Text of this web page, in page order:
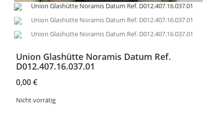
Union Glashütte Noramis Datum Ref.
D012.407.16.037.01
0,00€
Nicht vorrätig